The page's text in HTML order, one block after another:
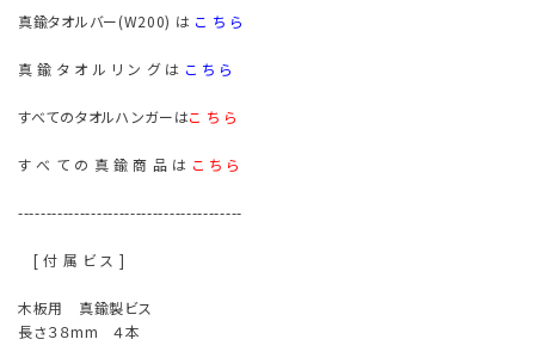
真鍮タオルバー(W200) は こ ち ら
真 鍮 タ オ ル リ ン グ は こ ち ら
すべてのタオルハンガーはこ ち ら
す べ て の 真 鍮 商 品 は こ ち ら
----------------------------------------
[ 付 属 ビ ス ]
木板用 真鍮製ビス
長さ３８mm ４本